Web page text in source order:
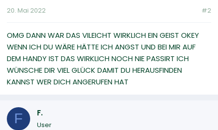
20. Mai 2022 #2
OMG DANN WAR DAS VILEICHT WIRKLICH EIN GEIST OKEY
WENN ICH DU WÄRE HÄTTE ICH ANGST UND BEI MIR AUF
DEM HANDY IST DAS WIRKLICH NOCH NIE PASSIRT ICH
WÜNSCHE DIR VIEL GLÜCK DAMIT DU HERAUSFINDEN
KANNST WER DICH ANGERUFEN HAT
F F.
User